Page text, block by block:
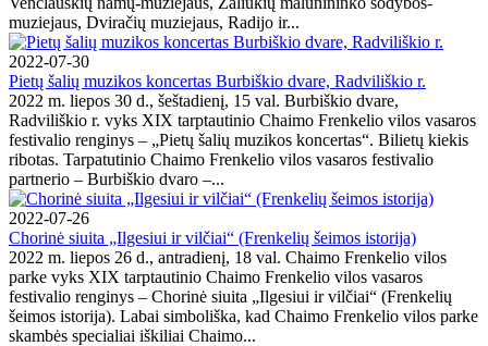
muziejaus, Dviračių muziejaus, Radijo ir...
2022-07-30
Pietų šalių muzikos koncertas Burbiškio dvare, Radviliškio r.
2022 m. liepos 30 d., šeštadienį, 15 val. Burbiškio dvare,
Radviliškio r. vyks XIX tarptautinio Chaimo Frenkelio vilos vasaros
festivalio renginys – „Pietų šalių muzikos koncertas“. Bilietų kiekis
ribotas. Tarpatutinio Chaimo Frenkelio vilos vasaros festivalio
partnerio – Burbiškio dvaro –...
2022-07-26
Chorinė siuita „Ilgesiui ir vilčiai“ (Frenkelių šeimos istorija)
2022 m. liepos 26 d., antradienį, 18 val. Chaimo Frenkelio vilos
parke vyks XIX tarptautinio Chaimo Frenkelio vilos vasaros
festivalio renginys – Chorinė siuita „Ilgesiui ir vilčiai“ (Frenkelių
šeimos istorija). Labai simboliška, kad Chaimo Frenkelio vilos parke
skambės specialiai iškiliai Chaimo...